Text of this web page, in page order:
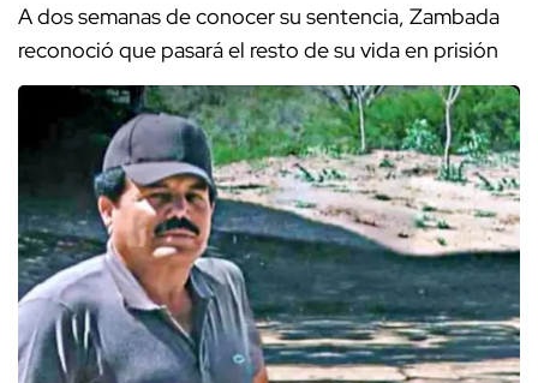
A dos semanas de conocer su sentencia, Zambada
reconoció que pasará el resto de su vida en prisión